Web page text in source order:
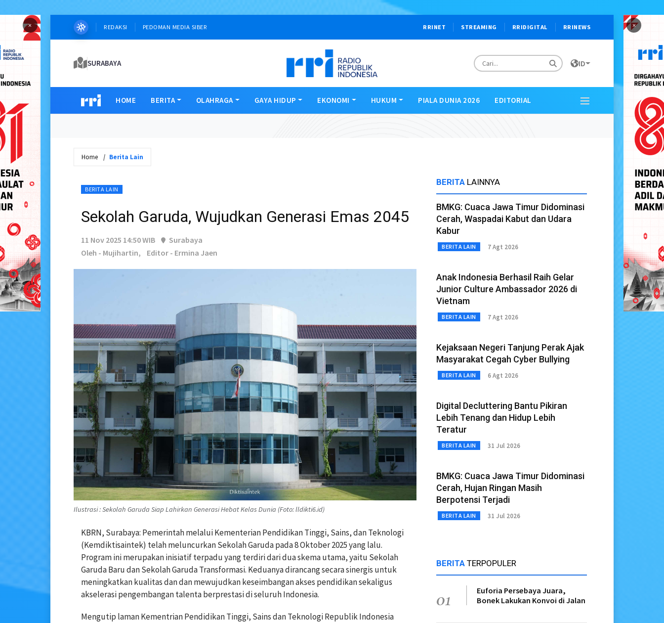
× ×
REDAKSI PEDOMAN MEDIA SIBER RRINET STREAMING RRIDIGITAL RRINEWS
SURABAYA ID
HOME BERITA OLAHRAGA GAYA HIDUP EKONOMI HUKUM PIALA DUNIA 2026 EDITORIAL
Home Berita Lain
BERITA LAIN
Sekolah Garuda, Wujudkan Generasi Emas 2045
11 Nov 2025 14:50 WIB
Surabaya
Oleh - Mujihartin,
Editor - Ermina Jaen
Ilustrasi : Sekolah Garuda Siap Lahirkan Generasi Hebat Kelas Dunia (Foto: lldikti6.id)
KBRN, Surabaya: Pemerintah melalui Kementerian Pendidikan Tinggi, Sains, dan Teknologi
(Kemdiktisaintek) telah meluncurkan Sekolah Garuda pada 8 Oktober 2025 yang lalu.
Program ini merupakan inisiatif terpadu yang terdiri dari dua skema utama, yaitu Sekolah
Garuda Baru dan Sekolah Garuda Transformasi. Keduanya dirancang secara sinergis untuk
meningkatkan kualitas dan dan mewujudkan keseimbangan akses pendidikan sekaligus
akselerasi pengembangan talenta berprestasi di seluruh Indonesia.
Mengutip laman Kementrian Pendidikan Tinggi, Sains dan Teknologi Republik Indonesia
BERITA LAINNYA
BMKG: Cuaca Jawa Timur Didominasi
Cerah, Waspadai Kabut dan Udara
Kabur
BERITA LAIN 7 Agt 2026
Anak Indonesia Berhasil Raih Gelar
Junior Culture Ambassador 2026 di
Vietnam
BERITA LAIN 7 Agt 2026
Kejaksaan Negeri Tanjung Perak Ajak
Masyarakat Cegah Cyber Bullying
BERITA LAIN 6 Agt 2026
Digital Decluttering Bantu Pikiran
Lebih Tenang dan Hidup Lebih
Teratur
BERITA LAIN 31 Jul 2026
BMKG: Cuaca Jawa Timur Didominasi
Cerah, Hujan Ringan Masih
Berpotensi Terjadi
BERITA LAIN 31 Jul 2026
BERITA TERPOPULER
01
Euforia Persebaya Juara,
Bonek Lakukan Konvoi di Jalan